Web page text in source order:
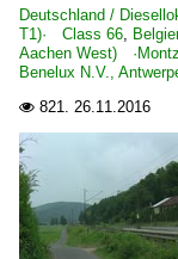
Deutschland /
T1)· Class 66,
Aachen West)
Benelux N.V.,
 821. 26.11.2016